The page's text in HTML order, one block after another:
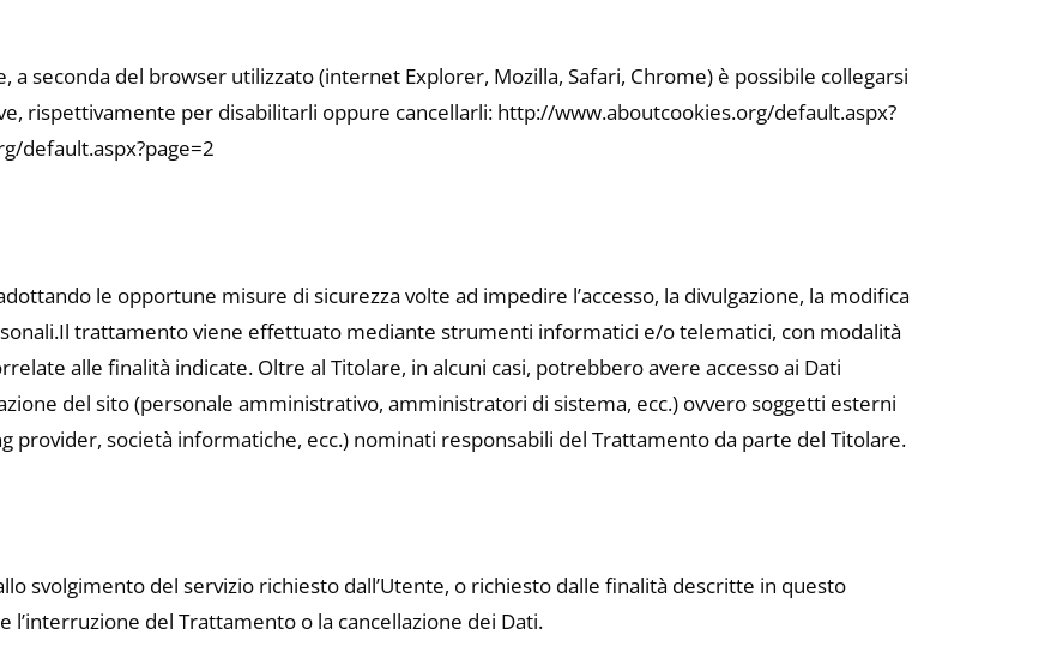
a seconda del browser utilizzato (internet Explorer, Mozilla, Safari, Chrome) è possibile collegarsi
rispettivamente per disabilitarli oppure cancellarli: http://www.aboutcookies.org/default.aspx?
default.aspx?page=2
le opportune misure di sicurezza volte ad impedire l’accesso, la divulgazione, la modifica
trattamento viene effettuato mediante strumenti informatici e/o telematici, con modalità
alle finalità indicate. Oltre al Titolare, in alcuni casi, potrebbero avere accesso ai Dati
del sito (personale amministrativo, amministratori di sistema, ecc.) ovvero soggetti esterni
provider, società informatiche, ecc.) nominati responsabili del Trattamento da parte del Titolare.
svolgimento del servizio richiesto dall’Utente, o richiesto dalle finalità descritte in questo
l’interruzione del Trattamento o la cancellazione dei Dati.